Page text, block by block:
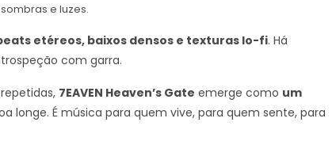
e luzes.
etéreos, baixos densos e texturas lo-fi. Há
com garra.
7EAVEN Heaven’s Gate emerge como um
longe. É música para quem vive, para quem sente, para